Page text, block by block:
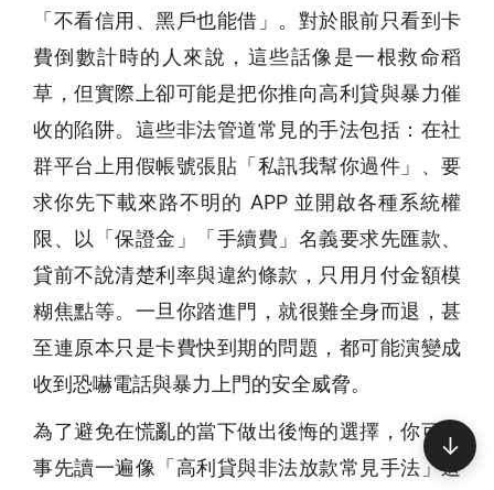
「不看信用、黑戶也能借」。對於眼前只看到卡
費倒數計時的人來說，這些話像是一根救命稻
草，但實際上卻可能是把你推向高利貸與暴力催
收的陷阱。這些非法管道常見的手法包括：在社
群平台上用假帳號張貼「私訊我幫你過件」、要
求你先下載來路不明的 APP 並開啟各種系統權
限、以「保證金」「手續費」名義要求先匯款、
貸前不說清楚利率與違約條款，只用月付金額模
糊焦點等。一旦你踏進門，就很難全身而退，甚
至連原本只是卡費快到期的問題，都可能演變成
收到恐嚇電話與暴力上門的安全威脅。
為了避免在慌亂的當下做出後悔的選擇，你可以
事先讀一遍像「高利貸與非法放款常見手法」這
↓